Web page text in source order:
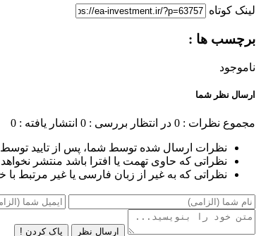
لینک کوتاه
برچسب ها :
ناموجود
ارسال نظر شما
مجموع نظرات : 0 در انتظار بررسی : 0 انتشار یافته : 0
نظرات ارسال شده توسط شما، پس از تایید
نظراتی که حاوی تهمت یا افترا باشد منتشر
نظراتی که به غیر از زبان فارسی یا غیر مرتبط با
ارسال نظر پاک کردن !